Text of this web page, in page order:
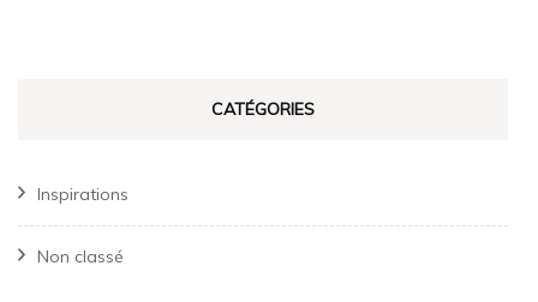
CATÉGORIES
Inspirations
Non classé